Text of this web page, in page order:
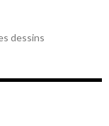
dessins